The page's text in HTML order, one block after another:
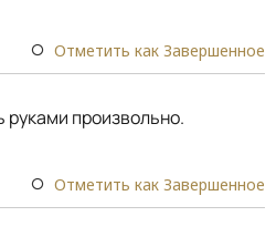
Отметить как Завершенное
руками произвольно.
Отметить как Завершенное